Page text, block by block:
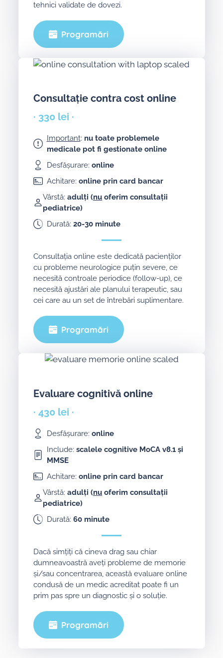
tehnici validate de dovezi.
Programări
Consultație contra cost online
· 330 lei ·
Important: nu toate problemele
medicale pot fi gestionate online
Desfășurare: online
Achitare: online prin card bancar
Vârstă: adulți (nu oferim consultații
pediatrice)
Durată: 20-30 minute
Consultația online este dedicată pacienților
cu probleme neurologice puțin severe, ce
necesită controale periodice (follow-up), ce
necesită ajustări ale planului terapeutic, sau
cei care au un set de întrebări suplimentare.
Programări
Evaluare cognitivă online
· 430 lei ·
Desfășurare: online
Include: scalele cognitive MoCA v8.1 și
MMSE
Achitare: online prin card bancar
Vârstă: adulți (nu oferim consultații
pediatrice)
Durată: 60 minute
Dacă simțiți că cineva drag sau chiar
dumneavoastră aveți probleme de memorie
și/sau concentrarea, această evaluare online
condusă de un medic acreditat poate fi un
prim pas spre un diagnostic și o soluție.
Programări